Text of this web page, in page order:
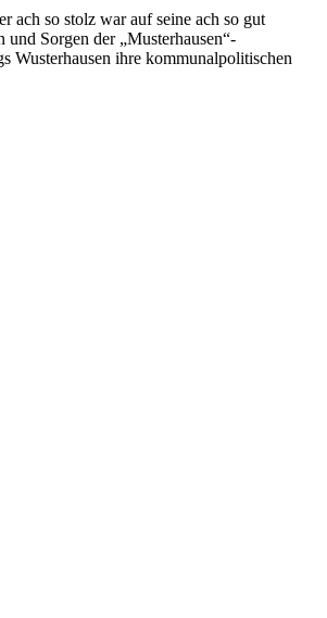
ach so stolz war auf seine ach so gut
Sorgen der „Musterhausen“-
Wusterhausen ihre kommunalpolitischen